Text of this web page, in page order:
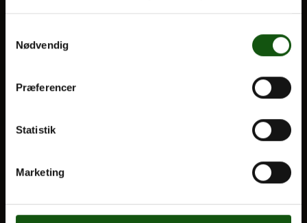
Nødvendig
Præferencer
Statistik
Marketing
VORES UDDANNELSER
Alle fag og valgfag